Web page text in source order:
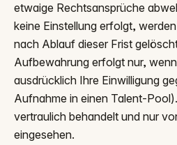
etwaige Rechtsansprüche
keine Einstellung erfolgt,
nach Ablauf dieser Frist
Aufbewahrung erfolgt nur,
ausdrücklich Ihre Einwilligung
Aufnahme in einen Talent-
vertraulich behandelt und nur
eingesehen.